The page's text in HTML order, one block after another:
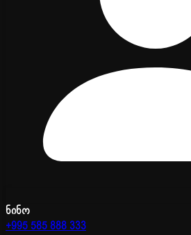
ნინო
+995 585 888 333